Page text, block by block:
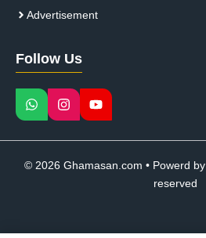
Advertisement
Follow Us
© 2026 Ghamasan.com • Powerd by
reserved